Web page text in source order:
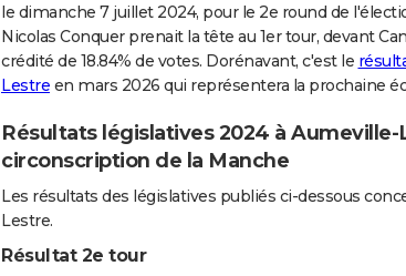
le dimanche 7 juillet 2024, pour le 2e round de
Nicolas Conquer prenait la tête au 1er tour, devant
crédité de 18.84% de votes. Dorénavant, c'est le
Lestre en mars 2026 qui représentera la prochaine
Résultats législatives 2024 à
circonscription de la Manche
Les résultats des législatives publiés ci-dessous
Lestre.
Résultat 2e tour